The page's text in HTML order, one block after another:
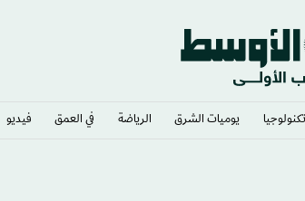
تكنولوجيا يوميات الشرق​ الرياضة في العمق فيديو